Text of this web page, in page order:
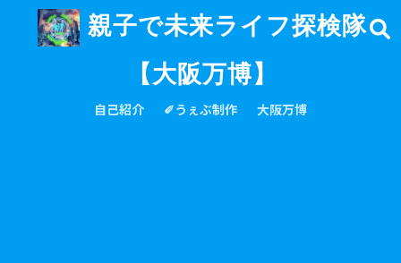
親子で未来ライフ探検隊
【大阪万博】
自己紹介 ✐うぇぶ制作 大阪万博